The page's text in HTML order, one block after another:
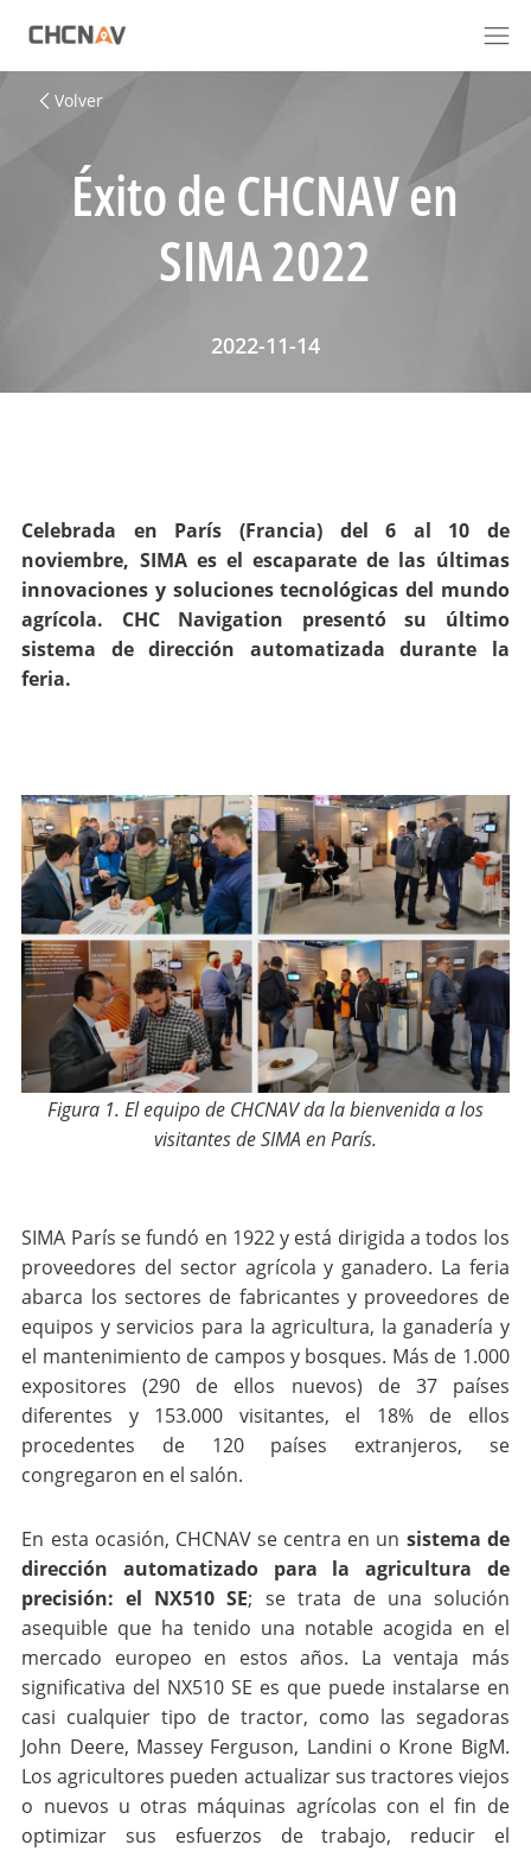
Volver
Éxito de CHCNAV en
SIMA 2022
2022-11-14
Celebrada en París (Francia) del 6 al 10 de
noviembre, SIMA es el escaparate de las últimas
innovaciones y soluciones tecnológicas del mundo
agrícola. CHC Navigation presentó su último
sistema de dirección automatizada durante la
feria.
Figura 1. El equipo de CHCNAV da la bienvenida a los
visitantes de SIMA en París.
SIMA París se fundó en 1922 y está dirigida a todos los
proveedores del sector agrícola y ganadero. La feria
abarca los sectores de fabricantes y proveedores de
equipos y servicios para la agricultura, la ganadería y
el mantenimiento de campos y bosques. Más de 1.000
expositores (290 de ellos nuevos) de 37 países
diferentes y 153.000 visitantes, el 18% de ellos
procedentes de 120 países extranjeros, se
congregaron en el salón.
En esta ocasión, CHCNAV se centra en un sistema de
dirección automatizado para la agricultura de
precisión: el NX510 SE; se trata de una solución
asequible que ha tenido una notable acogida en el
mercado europeo en estos años. La ventaja más
significativa del NX510 SE es que puede instalarse en
casi cualquier tipo de tractor, como las segadoras
John Deere, Massey Ferguson, Landini o Krone BigM.
Los agricultores pueden actualizar sus tractores viejos
o nuevos u otras máquinas agrícolas con el fin de
optimizar sus esfuerzos de trabajo, reducir el